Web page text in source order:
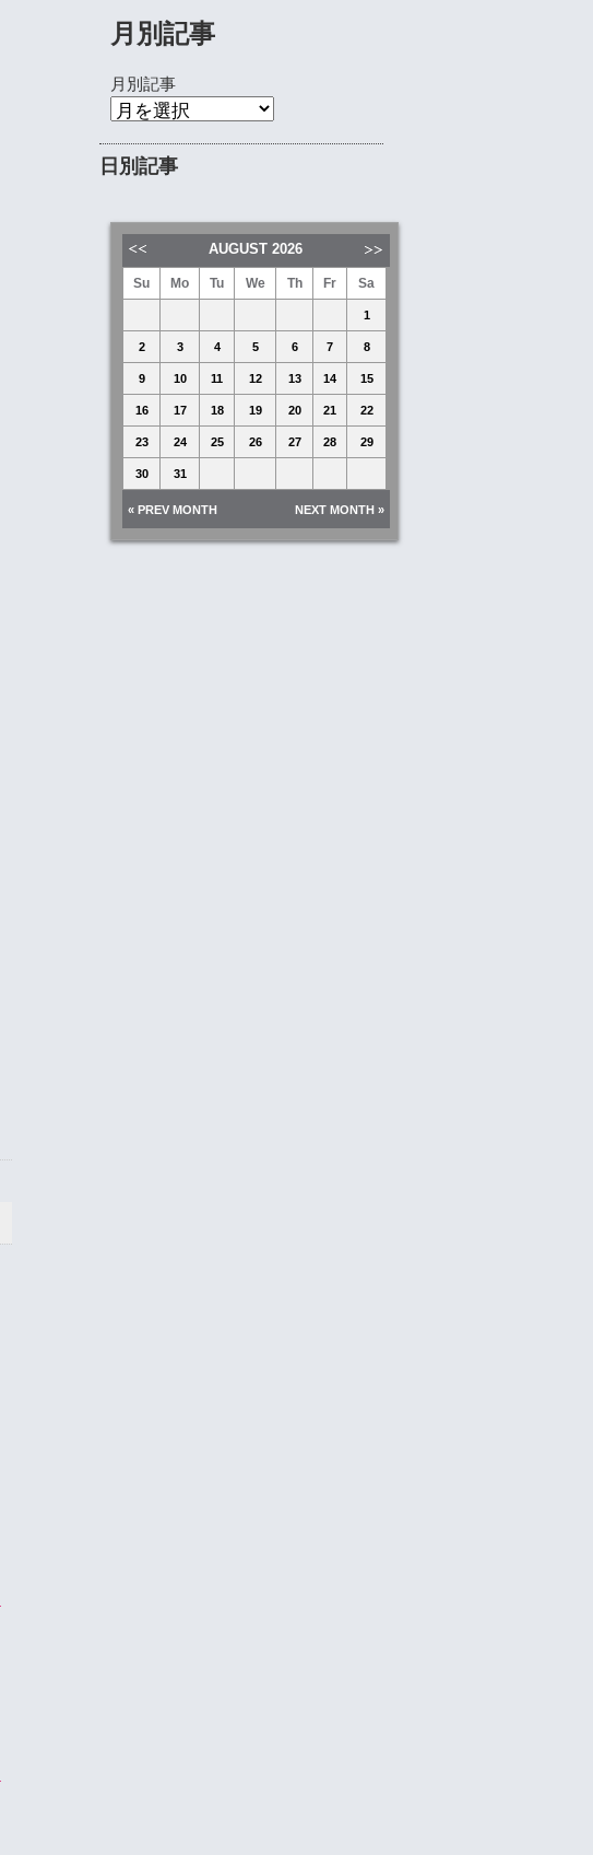
月別記事
月別記事
日別記事
AUGUST 2026
Su Mo Tu We Th Fr Sa
1
2 3 4 5 6 7 8
9 10 11 12 13 14 15
16 17 18 19 20 21 22
23 24 25 26 27 28 29
30 31
« PREV MONTH NEXT MONTH »